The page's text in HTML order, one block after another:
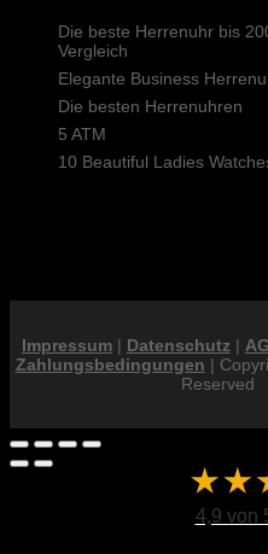
Die beste Herrenuhr bis
Vergleich
Elegante Business
Die besten Herrenuhren
5 ATM
10 Beautiful Ladies
Impressum| Datenschutz |
Zahlungsbedingungen |
Reserved
4,9 von